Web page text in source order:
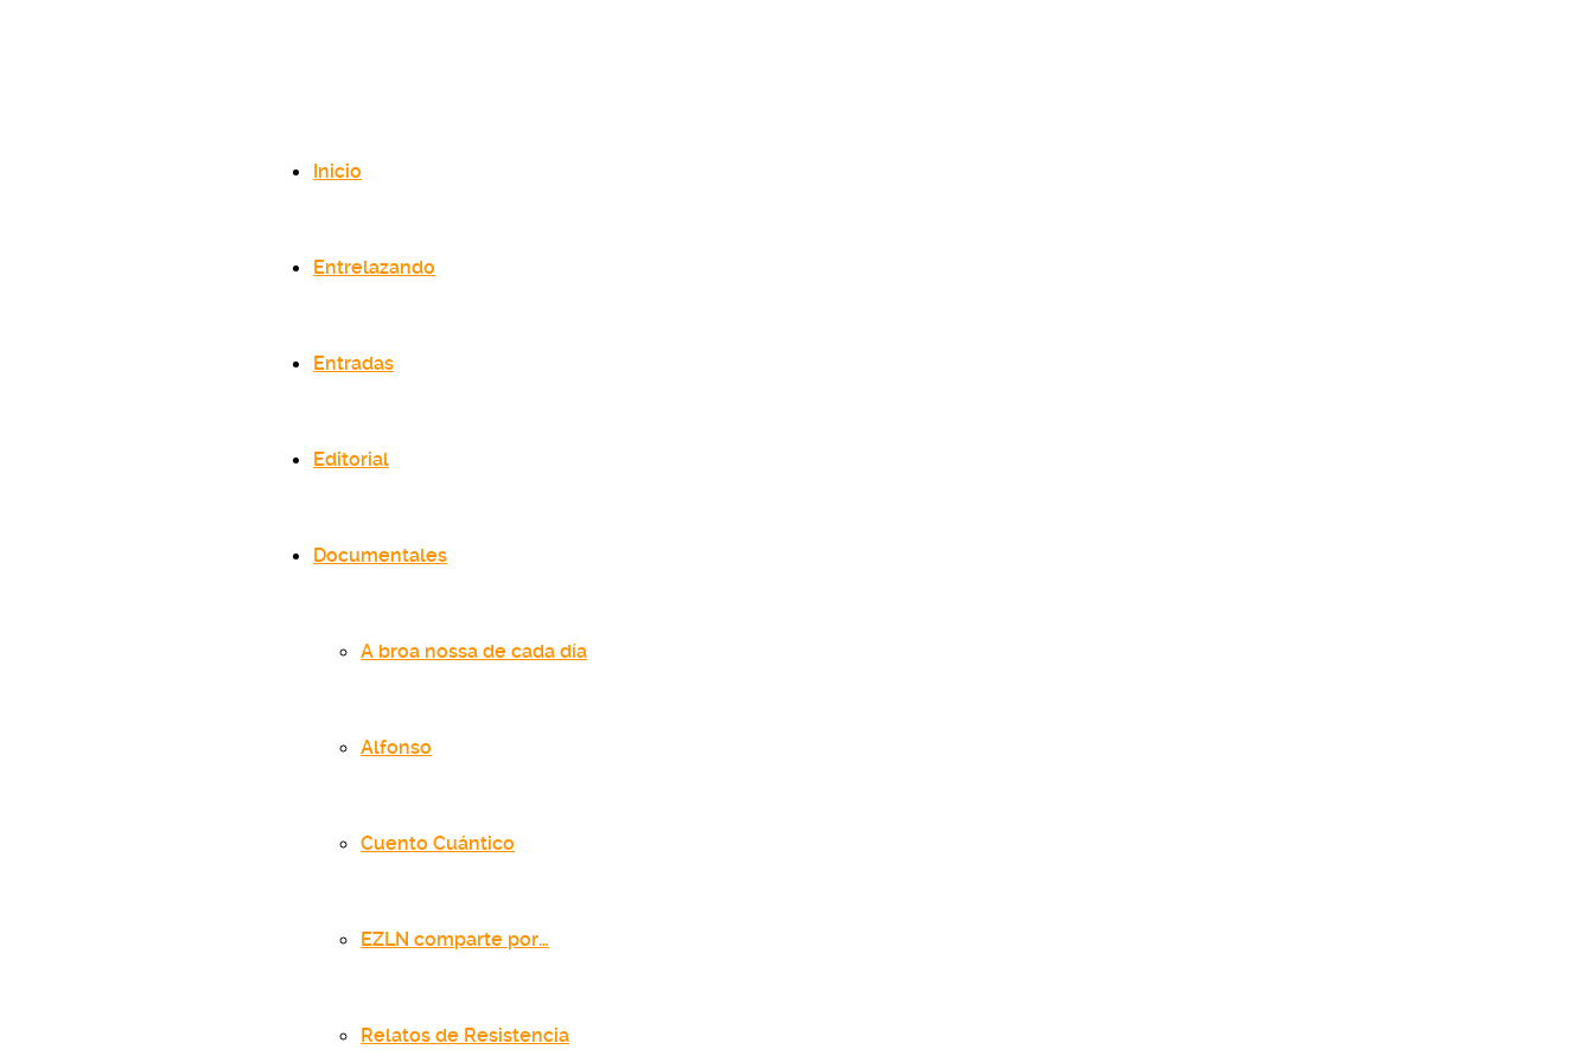
Inicio
Entrelazando
Entradas
Editorial
Documentales
A broa nossa de cada día
Alfonso
Cuento Cuántico
EZLN comparte por…
Relatos de Resistencia